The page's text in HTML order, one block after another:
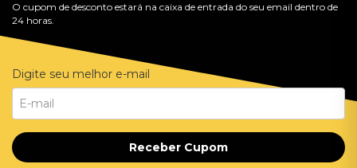
O cupom de desconto estará na caixa de entrada do seu email dentro de
24 horas.
Digite seu melhor e-mail
Receber Cupom